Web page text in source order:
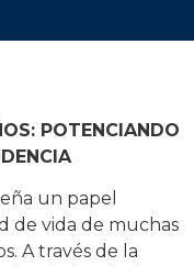
POTENCIANDO
un papel
de vida de muchas
A través de la